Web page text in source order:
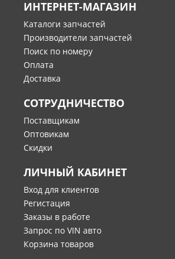
ИНТЕРНЕТ-МАГАЗИН
Каталоги запчастей
Производители запчастей
Поиск по номеру
Оплата
Доставка
СОТРУДНИЧЕСТВО
Поставщикам
Оптовикам
Скидки
ЛИЧНЫЙ КАБИНЕТ
Вход для клиентов
Регистация
Заказы в работе
Запрос по VIN авто
Корзина товаров